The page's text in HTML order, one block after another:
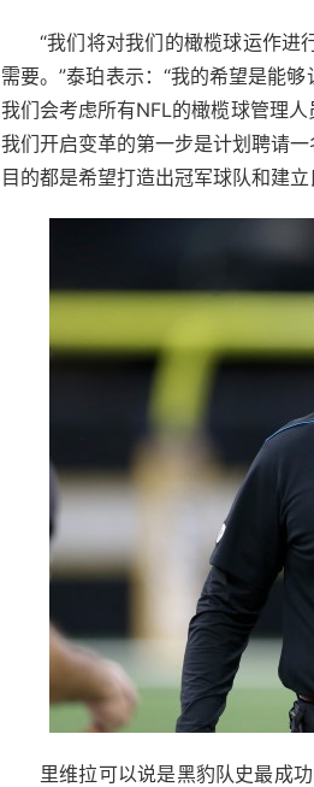
“我们将对我们的橄榄球运作进
需要。”泰珀表示：“我的希望是能
我们会考虑所有NFL的橄榄球管理
我们开启变革的第一步是计划聘请
目的都是希望打造出冠军球队和建
里维拉可以说是黑豹队史最成